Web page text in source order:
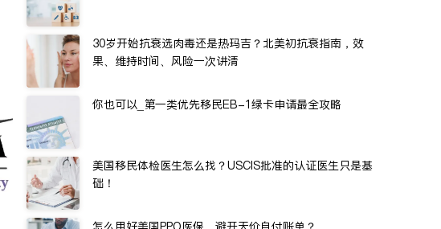
30岁开始抗衰选肉毒还是热玛吉？北美初抗衰指南，效
果、维持时间、风险一次讲清
你也可以_第一类优先移民EB-1绿卡申请最全攻略
美国移民体检医生怎么找？USCIS批准的认证医生只是基
础！